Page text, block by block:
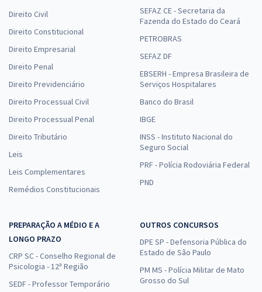
Direito Civil
Direito Constitucional
Direito Empresarial
Direito Penal
Direito Previdenciário
Direito Processual Civil
Direito Processual Penal
Direito Tributário
Leis
Leis Complementares
Remédios Constitucionais
SEFAZ CE - Secretaria da
Fazenda do Estado do Ceará
PETROBRAS
SEFAZ DF
EBSERH - Empresa Brasileira de
Serviços Hospitalares
Banco do Brasil
IBGE
INSS - Instituto Nacional do
Seguro Social
PRF - Polícia Rodoviária Federal
PND
PREPARAÇÃO A MÉDIO E A
LONGO PRAZO
CRP SC - Conselho Regional de
Psicologia - 12ª Região
SEDF - Professor Temporário
OUTROS CONCURSOS
DPE SP - Defensoria Pública do
Estado de São Paulo
PM MS - Polícia Militar de Mato
Grosso do Sul